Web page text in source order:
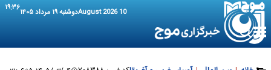
10 August 2026 دوشنبه ۱۹ مرداد ۱۴۰۵ ۱۹:۳۶